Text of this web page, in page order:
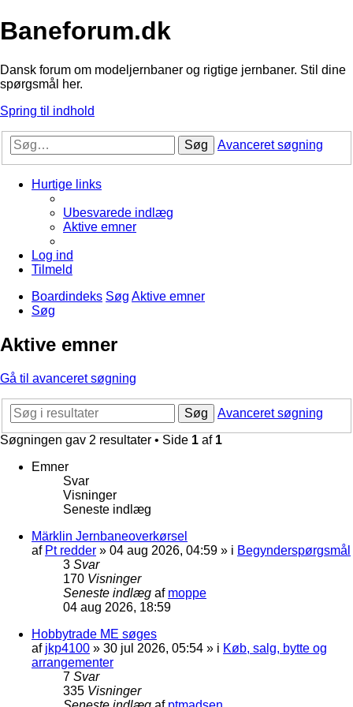
Baneforum.dk
Dansk forum om modeljernbaner og rigtige jernbaner. Stil dine
spørgsmål her.
Spring til indhold
Søg Avanceret søgning
Hurtige links
Ubesvarede indlæg
Aktive emner
Log ind
Tilmeld
Boardindeks Søg Aktive emner
Søg
Aktive emner
Gå til avanceret søgning
Søg
Avanceret søgning
Søgningen gav 2 resultater • Side 1 af 1
Emner
Svar
Visninger
Seneste indlæg
Märklin Jernbaneoverkørsel
af Pt redder » 04 aug 2026, 04:59 » i Begynderspørgsmål
3 Svar
170 Visninger
Seneste indlæg af moppe
04 aug 2026, 18:59
Hobbytrade ME søges
af jkp4100 » 30 jul 2026, 05:54 » i Køb, salg, bytte og
arrangementer
7 Svar
335 Visninger